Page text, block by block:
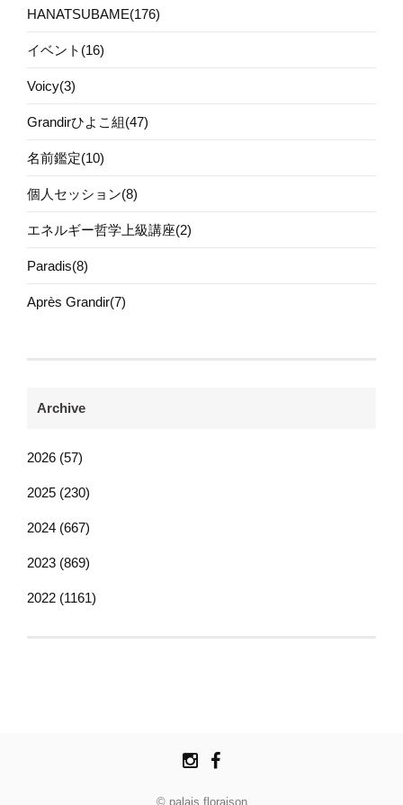
HANATSUBAME(176)
イベント(16)
Voicy(3)
Grandirひよこ組(47)
名前鑑定(10)
個人セッション(8)
エネルギー哲学上級講座(2)
Paradis(8)
Après Grandir(7)
Archive
2026 (57)
2025 (230)
2024 (667)
2023 (869)
2022 (1161)
© palais floraison